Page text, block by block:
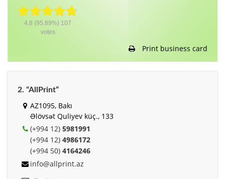
4.8 (95.89%) 107
votes
Print business card
2. “AllPrint”
AZ1095, Bakı
Əlövsət Quliyev küç., 133
(+994 12) 5981991
(+994 12) 4986172
(+994 50) 4164246
info@allprint.az